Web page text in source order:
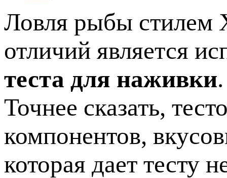
Ловля рыбы стилем
отличий является
теста для наживки.
Точнее сказать,
компонентов,
которая дает тесту